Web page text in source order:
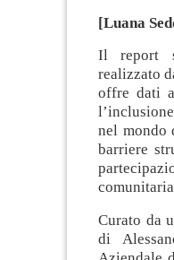
[Luana
Il report
realizzato
offre dati
nel mondo
barriere
Curato da
di